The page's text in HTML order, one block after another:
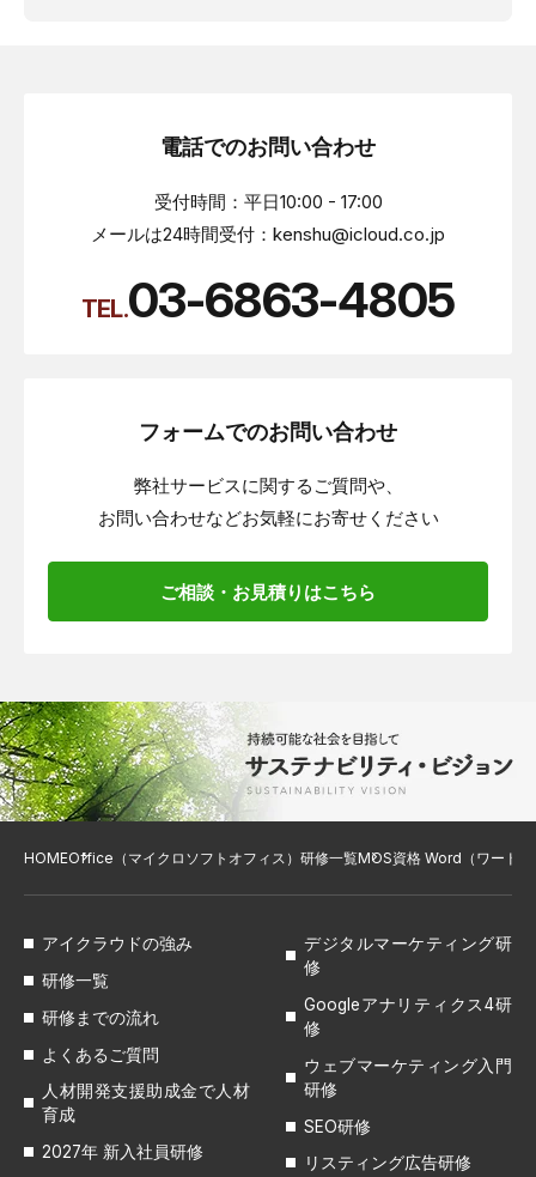
電話でのお問い合わせ
受付時間：平日10:00 - 17:00
メールは24時間受付：kenshu@icloud.co.jp
TEL.03-6863-4805
フォームでのお問い合わせ
弊社サービスに関するご質問や、
お問い合わせなどお気軽にお寄せください
ご相談・お見積りはこちら
HOMEOffice（マイクロソフトオフィス）研修一覧MOS資格 Word（ワード
アイクラウドの強み
研修一覧
研修までの流れ
よくあるご質問
人材開発支援助成金で人材
育成
2027年 新入社員研修
デジタルマーケティング研
修
Googleアナリティクス4研
修
ウェブマーケティング入門
研修
SEO研修
リスティング広告研修